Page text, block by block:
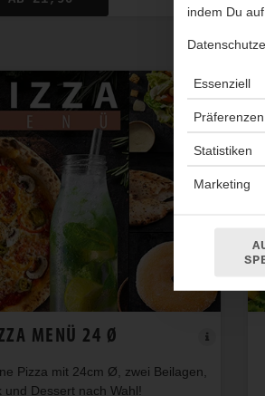
indem Du
Essenziell
Präferenzen
Statistiken
Marketing
MENÜ 24 Ø
Pizza mit 24cm Ø, zwei Beilagen,
und Dessert nach Wahl!